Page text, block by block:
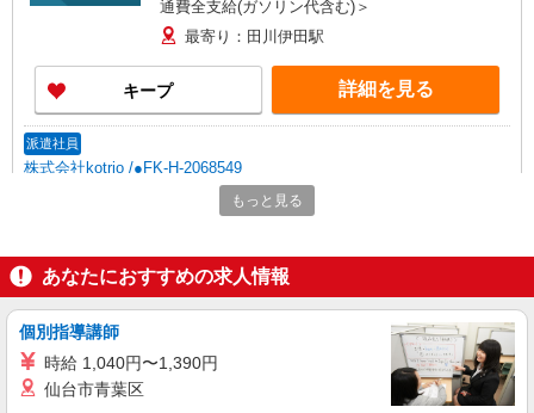
通費全支給(ガソリン代含む)＞
最寄り：田川伊田駅
キープ 詳細を見る
派遣社員
株式会社kotrio /●FK-H-2068549
田川市のデイサービス♪日勤のみ！残業ゼロで
趣味も満喫
通費全支給(ガソリン代含む)＞
最寄り：田川伊田駅
キープ 詳細を見る
もっと見る
あなたにおすすめの求人情報
個別指導講師
時給 1,040円〜1,390円
仙台市青葉区